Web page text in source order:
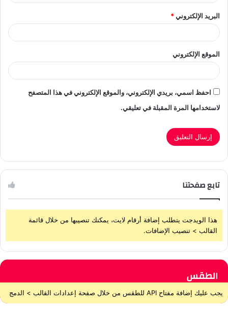
البريد الإلكتروني*
الموقع الإلكتروني
احفظ اسمي، بريدي الإلكتروني، والموقع الإلكتروني في هذا المتصفح
لاستخدامها المرة المقبلة في تعليقي.
تابع صفحتنا
هذا الويدجت يتطلب إضافة أرقام لايت، يمكنك تنصيبها من خلال قائمة
القالب > تنصيب الإضافات.
الطقس
يجب عليك إضافة مفتاح API للطقس من خلال صفحة إعدادات القالب > الدمج